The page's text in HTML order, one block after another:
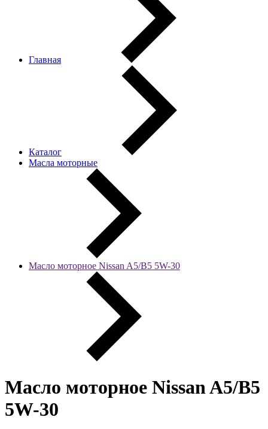
Главная
Каталог
Масла моторные
Масло моторное Nissan A5/B5 5W-30
Масло моторное Nissan A5/B5
5W-30